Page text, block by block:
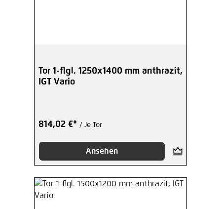
Tor 1-flgl. 1250x1400 mm anthrazit,
IGT Vario
814,02 €* / Je Tor
Ansehen